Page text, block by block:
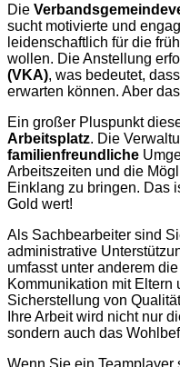
Die
sucht motivierte und
leidenschaftlich für die
wollen. Die Anstellung
(VKA), was bedeutet,
erwarten können. Aber
Ein großer Pluspunkt
Arbeitsplatz. Die
familienfreundliche
Arbeitszeiten und die
Einklang zu bringen. Das
Gold wert!
Als Sachbearbeiter sind
administrative
umfasst unter anderem
Kommunikation mit Eltern
Sicherstellung von
Ihre Arbeit wird nicht nur
sondern auch das
Wenn Sie ein Teamplayer